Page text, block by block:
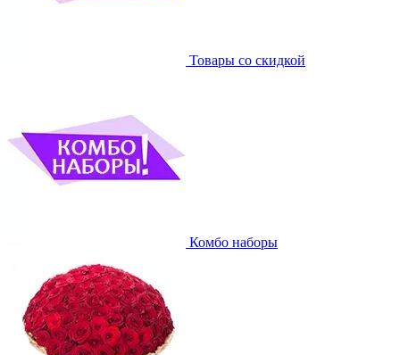
Товары со скидкой
Комбо наборы